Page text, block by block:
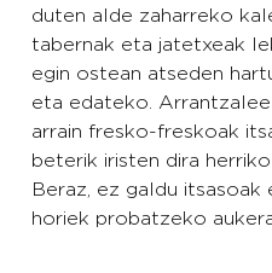
duten alde zaharreko
tabernak eta jatetxeak
egin ostean atseden
eta edateko.
arrain fresko-freskoak
beterik iristen dira
Beraz, ez galdu itsasoak
horiek probatzeko